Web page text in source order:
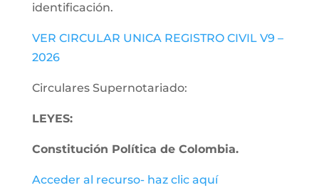
identificación.
VER CIRCULAR UNICA REGISTRO CIVIL V9 –
2026
Circulares Supernotariado:
LEYES:
Constitución Política de Colombia.
Acceder al recurso- haz clic aquí